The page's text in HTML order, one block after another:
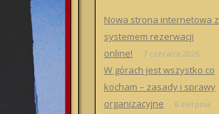
Nowa strona internetowa z
systemem rezerwacji
online!
7 czerwca 2026
W górach jest wszystko co
kocham – zasady i sprawy
organizacyjne
6 sierpnia